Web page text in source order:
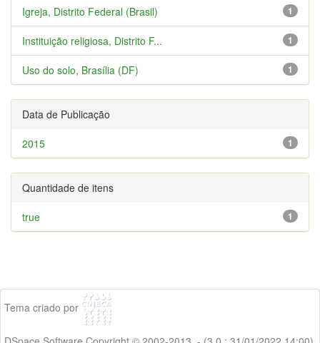
1
Igreja, Distrito Federal (Brasil)
1
Instituição religiosa, Distrito F...
1
Uso do solo, Brasília (DF)
Data de Publicação
1
2015
Quantidade de itens
1
true
Tema criado por